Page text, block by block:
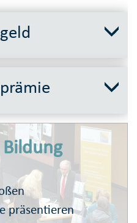
präsentieren